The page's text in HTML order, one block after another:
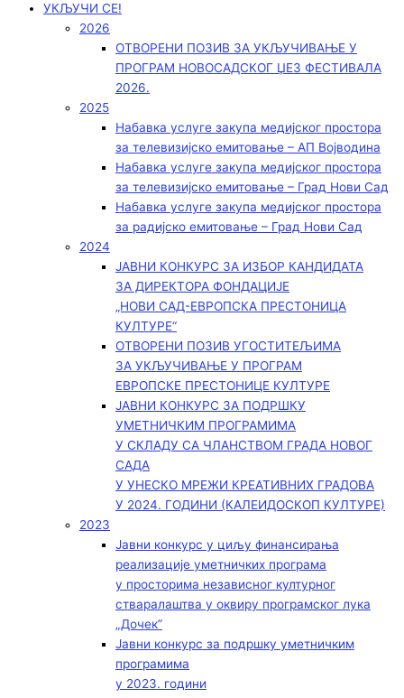
УКЉУЧИ СЕ!
2026
ОТВОРЕНИ ПОЗИВ ЗА УКЉУЧИВАЊЕ У
ПРОГРАМ НОВОСАДСКОГ ЏЕЗ ФЕСТИВАЛА
2026.
2025
Набавка услуге закупа медијског простора
за телевизијско емитовање – АП Војводинa
Набавка услуге закупа медијског простора
за телевизијско емитовање – Град Нови Сад
Набавка услуге закупа медијског простора
за радијско емитовање – Град Нови Сад
2024
ЈАВНИ КОНКУРС ЗА ИЗБОР КАНДИДАТА
ЗА ДИРЕКТОРА ФОНДАЦИЈЕ
„НОВИ САД-ЕВРОПСКА ПРЕСТОНИЦА
КУЛТУРЕ“
ОТВОРЕНИ ПОЗИВ УГОСТИТЕЉИМА
ЗА УКЉУЧИВАЊЕ У ПРОГРАМ
ЕВРОПСКЕ ПРЕСТОНИЦЕ КУЛТУРЕ
ЈАВНИ КОНКУРС ЗА ПОДРШКУ
УМЕТНИЧКИМ ПРОГРАМИМА
У СКЛАДУ СА ЧЛАНСТВОМ ГРАДА НОВОГ
САДА
У УНЕСКО МРЕЖИ КРЕАТИВНИХ ГРАДОВА
У 2024. ГОДИНИ (КАЛЕИДОСКОП КУЛТУРЕ)
2023
Јавни конкурс у циљу финансирања
реализације уметничких програма
у просторима независног културног
стваралаштва у оквиру програмског лука
„Дочек”
Јавни конкурс за подршку уметничким
програмима
у 2023. години